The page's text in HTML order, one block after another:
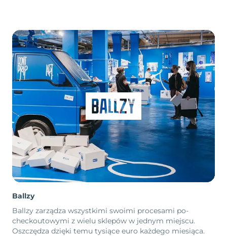
Ballzy
Ballzy zarządza wszystkimi swoimi procesami po-
checkoutowymi z wielu sklepów w jednym miejscu.
Oszczędza dzięki temu tysiące euro każdego miesiąca.